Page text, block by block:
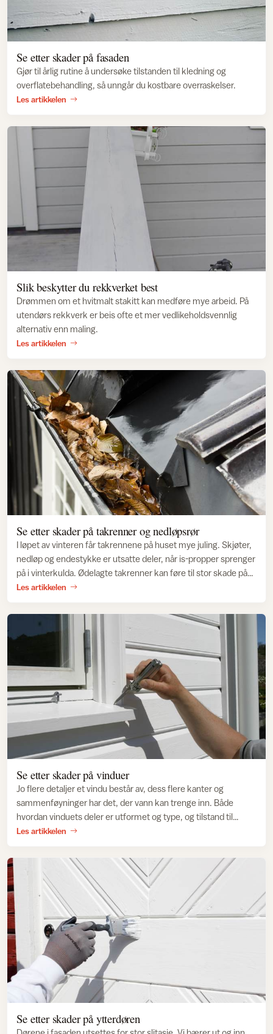
Se etter skader på fasaden
Gjør til årlig rutine å undersøke tilstanden til kledning og
overflatebehandling, så unngår du kostbare overraskelser.
Les artikkelen
Slik beskytter du rekkverket best
Drømmen om et hvitmalt stakitt kan medføre mye arbeid. På
utendørs rekkverk er beis ofte et mer vedlikeholdsvennlig
alternativ enn maling.
Les artikkelen
Se etter skader på takrenner og nedløpsrør
I løpet av vinteren får takrennene på huset mye juling. Skjøter,
nedløp og endestykke er utsatte deler, når is-propper sprenger
på i vinterkulda. Ødelagte takrenner kan føre til stor skade på
kledningen, og bli en kostbar affære hvis vi lar det skure.
Les artikkelen
Se etter skader på vinduer
Jo flere detaljer et vindu består av, dess flere kanter og
sammenføyninger har det, der vann kan trenge inn. Både
hvordan vinduets deler er utformet og type, og tilstand til
malingen som brukes, er med på å bestemme levetid og
malingen løst eller flasser av må du vedlikeholde vinduet.
Les artikkelen
Se etter skader på ytterdøren